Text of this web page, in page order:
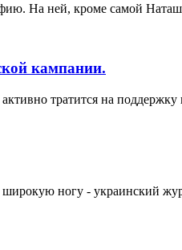
На ней, кроме самой
кампании.
тратится на
ногу - украинский